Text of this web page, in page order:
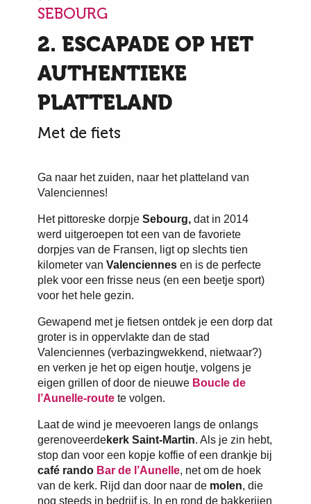
SEBOURG
2. ESCAPADE OP HET
AUTHENTIEKE
PLATTELAND
Met de fiets
Ga naar het zuiden, naar het platteland van
Valenciennes!
Het pittoreske dorpje Sebourg, dat in 2014
werd uitgeroepen tot een van de favoriete
dorpjes van de Fransen, ligt op slechts tien
kilometer van Valenciennes en is de perfecte
plek voor een frisse neus (en een beetje sport)
voor het hele gezin.
Gewapend met je fietsen ontdek je een dorp dat
groter is in oppervlakte dan de stad
Valenciennes (verbazingwekkend, nietwaar?)
en verken je het op eigen houtje, volgens je
eigen grillen of door de nieuwe Boucle de
l’Aunelle-route te volgen.
Laat de wind je meevoeren langs de onlangs
gerenoveerdekerk Saint-Martin. Als je zin hebt,
stop dan voor een kopje koffie of een drankje bij
café rando Bar de l’Aunelle, net om de hoek
van de kerk. Rijd dan door naar de molen, die
nog steeds in bedrijf is. In en rond de bakkerijen